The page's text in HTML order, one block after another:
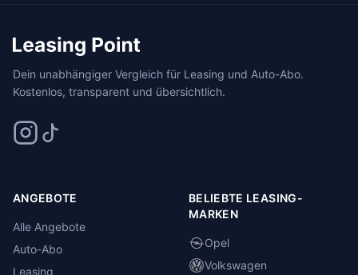
Dein unabhängiger Vergleich für Leasing und Auto-Abo.
Kostenlos, transparent und übersichtlich.
ANGEBOTE
Alle Angebote
Auto-Abo
Leasing
BELIEBTE LEASING-
MARKEN
Opel
Volkswagen